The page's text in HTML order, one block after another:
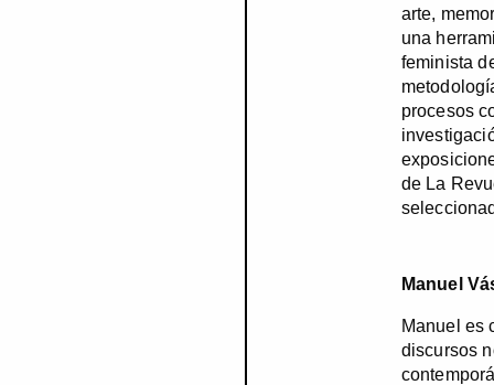
arte,
una
feminista
procesos
de La
Manuel
Manuel es
discursos